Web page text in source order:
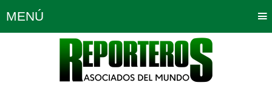
MENÚ
Política Opinión Bogotá
Planeta Tierra Deportes